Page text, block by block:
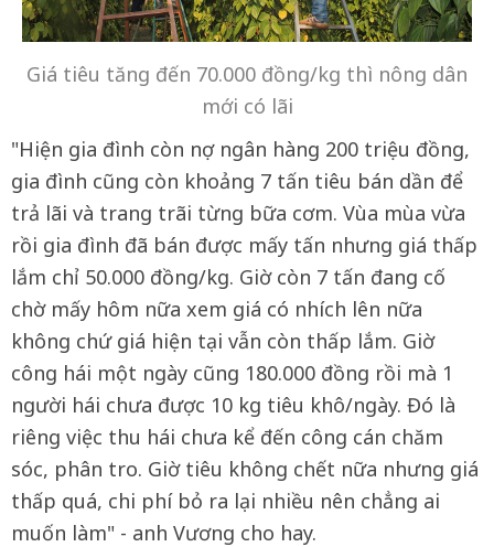
Giá tiêu tăng đến 70.000 đồng/kg thì nông dân
mới có lãi
"Hiện gia đình còn nợ ngân hàng 200 triệu đồng,
gia đình cũng còn khoảng 7 tấn tiêu bán dần để
trả lãi và trang trãi từng bữa cơm. Vùa mùa vừa
rồi gia đình đã bán được mấy tấn nhưng giá thấp
lắm chỉ 50.000 đồng/kg. Giờ còn 7 tấn đang cố
chờ mấy hôm nữa xem giá có nhích lên nữa
không chứ giá hiện tại vẫn còn thấp lắm. Giờ
công hái một ngày cũng 180.000 đồng rồi mà 1
người hái chưa được 10 kg tiêu khô/ngày. Đó là
riêng việc thu hái chưa kể đến công cán chăm
sóc, phân tro. Giờ tiêu không chết nữa nhưng giá
thấp quá, chi phí bỏ ra lại nhiều nên chẳng ai
muốn làm" - anh Vương cho hay.